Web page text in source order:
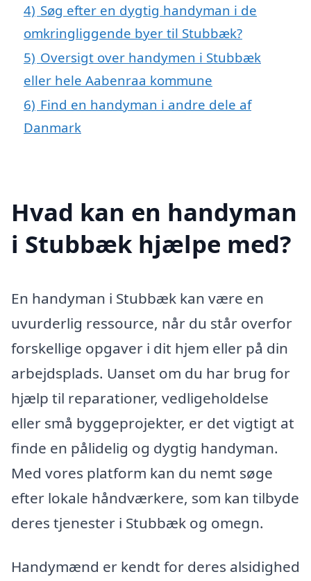
4) Søg efter en dygtig handyman i de
omkringliggende byer til Stubbæk?
5) Oversigt over handymen i Stubbæk
eller hele Aabenraa kommune
6) Find en handyman i andre dele af
Danmark
Hvad kan en handyman
i Stubbæk hjælpe med?
En handyman i Stubbæk kan være en
uvurderlig ressource, når du står overfor
forskellige opgaver i dit hjem eller på din
arbejdsplads. Uanset om du har brug for
hjælp til reparationer, vedligeholdelse
eller små byggeprojekter, er det vigtigt at
finde en pålidelig og dygtig handyman.
Med vores platform kan du nemt søge
efter lokale håndværkere, som kan tilbyde
deres tjenester i Stubbæk og omegn.
Handymænd er kendt for deres alsidighed